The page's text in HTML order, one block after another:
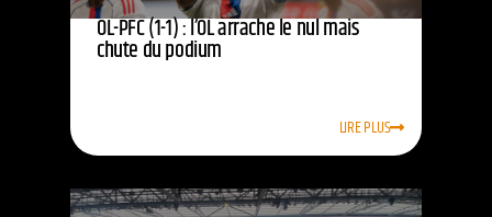
OL-PFC (1-1) : l’OL arrache le nul mais
chute du podium
LIRE PLUS